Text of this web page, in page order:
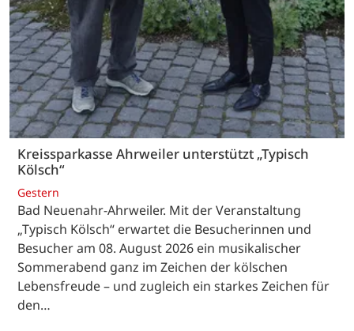
Kreissparkasse Ahrweiler unterstützt „Typisch
Kölsch“
Gestern
Bad Neuenahr-Ahrweiler. Mit der Veranstaltung
„Typisch Kölsch“ erwartet die Besucherinnen und
Besucher am 08. August 2026 ein musikalischer
Sommerabend ganz im Zeichen der kölschen
Lebensfreude – und zugleich ein starkes Zeichen für
den…